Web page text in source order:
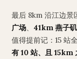
最后 8km 沿江边景
广场、 41km 燕子
值得提前记：15 站
有 10 站、且 15km